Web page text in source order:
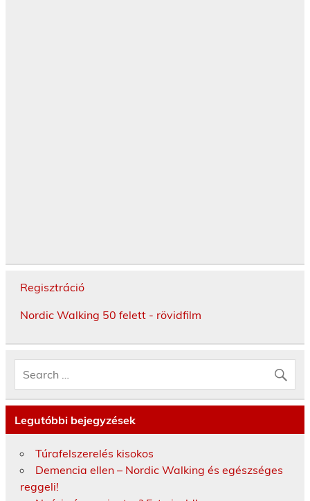
Regisztráció
Nordic Walking 50 felett - rövidfilm
Legutóbbi bejegyzések
Túrafelszerelés kisokos
Demencia ellen – Nordic Walking és egészséges
reggeli!